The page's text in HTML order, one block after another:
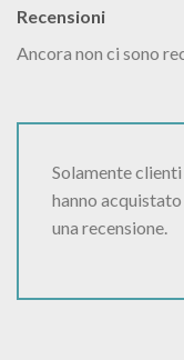
Recensioni
Ancora non ci sono
Solamente
hanno
una recensione.